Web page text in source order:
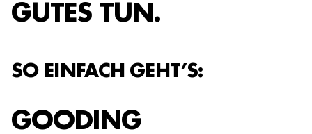
GUTES TUN.
SO EINFACH GEHT’S:
GOODING